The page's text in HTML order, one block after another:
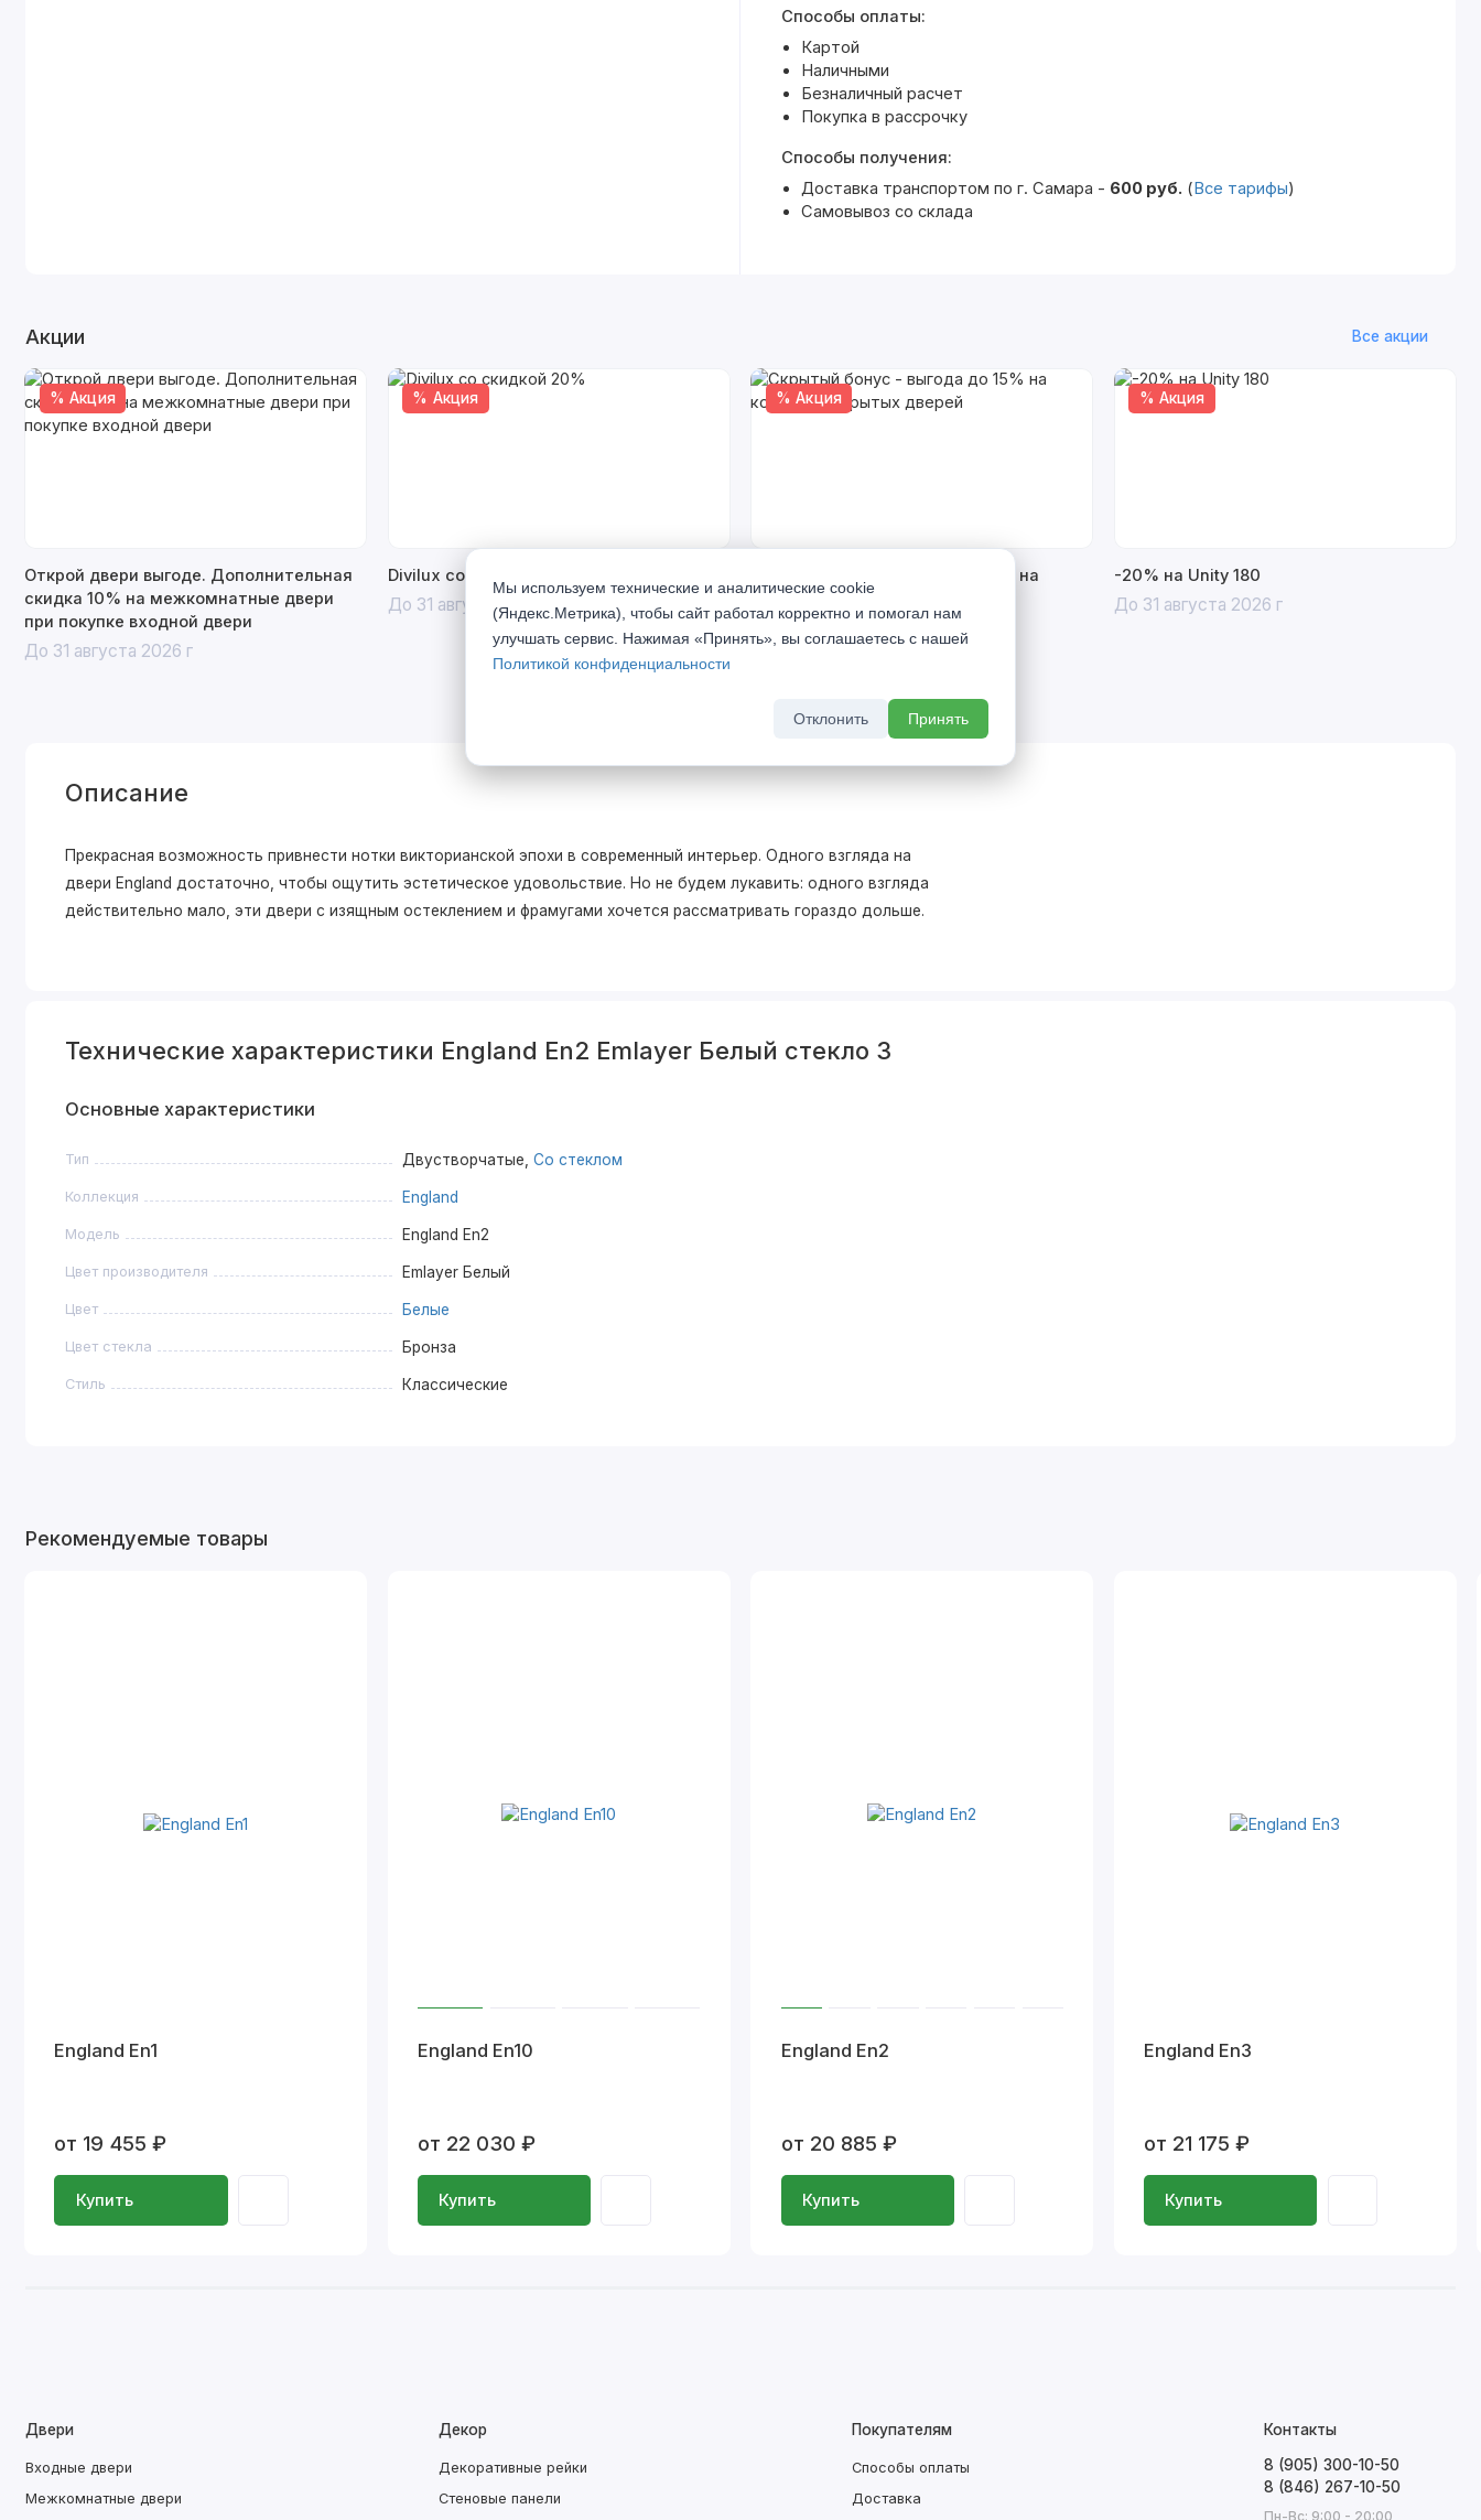
Способы оплаты:
Картой
Наличными
Безналичный расчет
Покупка в рассрочку
Способы получения:
Доставка транспортом по г. Самара - 600 руб. (Все тарифы)
Самовывоз со склада
Акции Все акции
% Акция
Открой двери выгоде. Дополнительная
скидка 10% на межкомнатные двери
при покупке входной двери
До 31 августа 2026 г
% Акция
Divilux со скидкой 20%
До 31 августа 2026 г
% Акция
Скрытый бонус - выгода до 15% на
комплект скрытых дверей
До 31 августа 2026 г
% Акция
-20% на Unity 180
До 31 августа 2026 г
Описание
Прекрасная возможность привнести нотки викторианской эпохи в современный интерьер. Одного взгляда на
двери England достаточно, чтобы ощутить эстетическое удовольствие. Но не будем лукавить: одного взгляда
действительно мало, эти двери с изящным остеклением и фрамугами хочется рассматривать гораздо дольше.
Технические характеристики England En2 Emlayer Белый стекло 3
Основные характеристики
Тип Двустворчатые, Со стеклом
Коллекция England
Модель England En2
Цвет производителя Emlayer Белый
Цвет Белые
Цвет стекла Бронза
Стиль Классические
Рекомендуемые товары
England En1
от 19 455 ₽
Купить
England En10
от 22 030 ₽
Купить
England En2
от 20 885 ₽
Купить
England En3
от 21 175 ₽
Купить
Двери
Входные двери
Межкомнатные двери
Декор
Декоративные рейки
Стеновые панели
Покупателям
Способы оплаты
Доставка
Контакты
8 (905) 300-10-50
8 (846) 267-10-50
Пн-Вс: 9:00 - 20:00
Мы используем технические и аналитические cookie
(Яндекс.Метрика), чтобы сайт работал корректно и помогал нам
улучшать сервис. Нажимая «Принять», вы соглашаетесь с нашей
Политикой конфиденциальности
Отклонить Принять